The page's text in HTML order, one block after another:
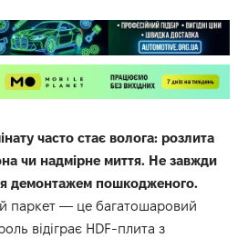
часто стає волога: розлита
чи надмірне миття. Не завжди
демонтажем пошкодженого.
паркет — це багатошаровий
відіграє HDF-плита з